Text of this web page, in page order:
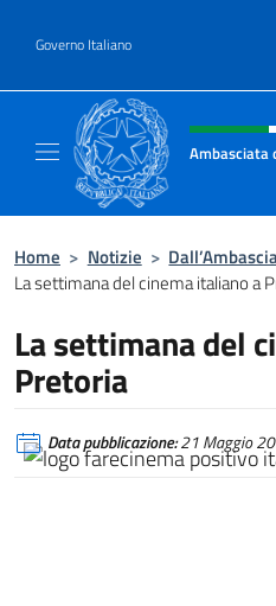
Governo Italiano
Intestazione sito,
Ambasciata
Home > Notizie >
La settimana del cinema italiano a
La settimana del
Pretoria
Data pubblicazione:21 Maggio